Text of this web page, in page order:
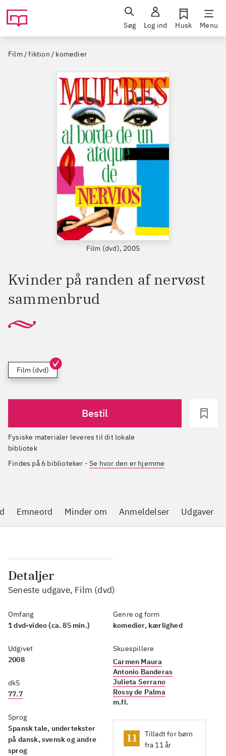
Søg Log ind Husk Menu
Film / fiktion / komedier
Film (dvd), 2005
Kvinder på randen af nervøst
sammenbrud
Film (dvd)
Bestil
Fysiske materialer leveres til dit lokale
bibliotek
Findes på 6 biblioteker -Se hvor den er hjemme
Emneord Minder om Anmeldelser Udgaver
Detaljer
Seneste udgave, Film (dvd)
Omfang
1 dvd-video (ca. 85 min.)
Udgivet
2008
dk5
77.7
Sprog
Spansk tale, undertekster
på dansk, svensk og andre
sprog
Genre og form
komedier, kærlighed
Skuespillere
Carmen Maura
Antonio Banderas
Julieta Serrano
Rossy de Palma
m.fl.
Tilladt for børn
fra 11 år